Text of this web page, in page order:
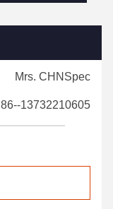
Mrs. CHNSpec
86--13732210605